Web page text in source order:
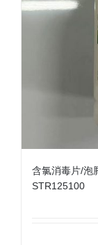
含氯消毒片/泡
STR125100